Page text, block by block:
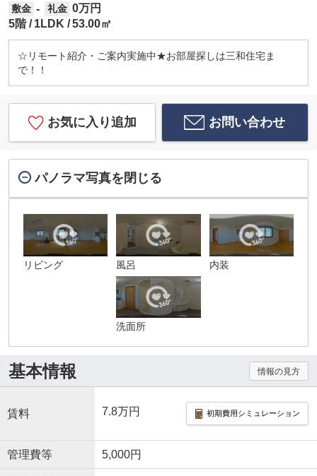
敷金 - 礼金 0万円
5階
1LDK 53.00㎡
☆リモート紹介・ご案内実施中★お部屋探しは三和住宅ま
で！！
お気に入り追加 お問い合わせ
パノラマ写真を閉じる
リビング 風呂 内装
洗面所
基本情報 情報の見方
賃料 7.8万円 初期費用シミュレーション
管理費等 5,000円